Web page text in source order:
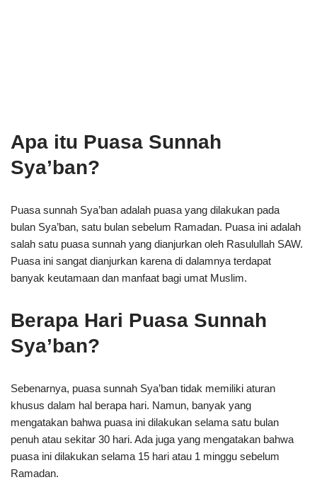
Apa itu Puasa Sunnah
Sya’ban?
Puasa sunnah Sya’ban adalah puasa yang dilakukan pada
bulan Sya’ban, satu bulan sebelum Ramadan. Puasa ini adalah
salah satu puasa sunnah yang dianjurkan oleh Rasulullah SAW.
Puasa ini sangat dianjurkan karena di dalamnya terdapat
banyak keutamaan dan manfaat bagi umat Muslim.
Berapa Hari Puasa Sunnah
Sya’ban?
Sebenarnya, puasa sunnah Sya’ban tidak memiliki aturan
khusus dalam hal berapa hari. Namun, banyak yang
mengatakan bahwa puasa ini dilakukan selama satu bulan
penuh atau sekitar 30 hari. Ada juga yang mengatakan bahwa
puasa ini dilakukan selama 15 hari atau 1 minggu sebelum
Ramadan.